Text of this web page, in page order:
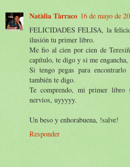
Natàlia Tàrraco 16 de mayo de
FELICIDADES FELISA, la
ilusión tu primer libro.
Me fio al cien por cien de
capítulo, te digo y si me
Si tengo pegas para
también te digo.
Te comprendo, mi primer libro
nervios, uyyyyy.
Un beso y enhorabuena, !salve!
Responder